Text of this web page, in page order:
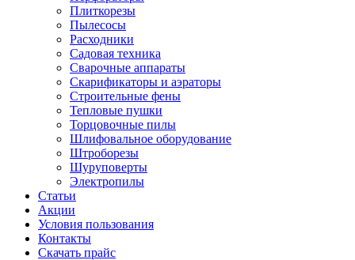
Плиткорезы
Пылесосы
Расходники
Садовая техника
Сварочные аппараты
Скарификаторы и аэраторы
Строительные фены
Тепловые пушки
Торцовочные пилы
Шлифовальное оборудование
Штроборезы
Шуруповерты
Электропилы
Статьи
Акции
Условия пользования
Контакты
Скачать прайс